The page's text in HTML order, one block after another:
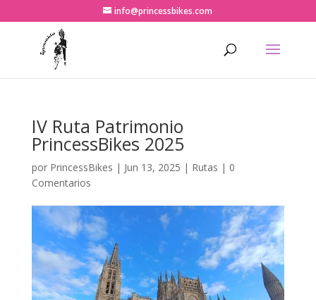
info@princessbikes.com
IV Ruta Patrimonio
PrincessBikes 2025
por PrincessBikes | Jun 13, 2025 | Rutas | 0
Comentarios